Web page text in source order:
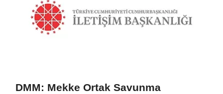
DMM: Mekke Ortak Savunma